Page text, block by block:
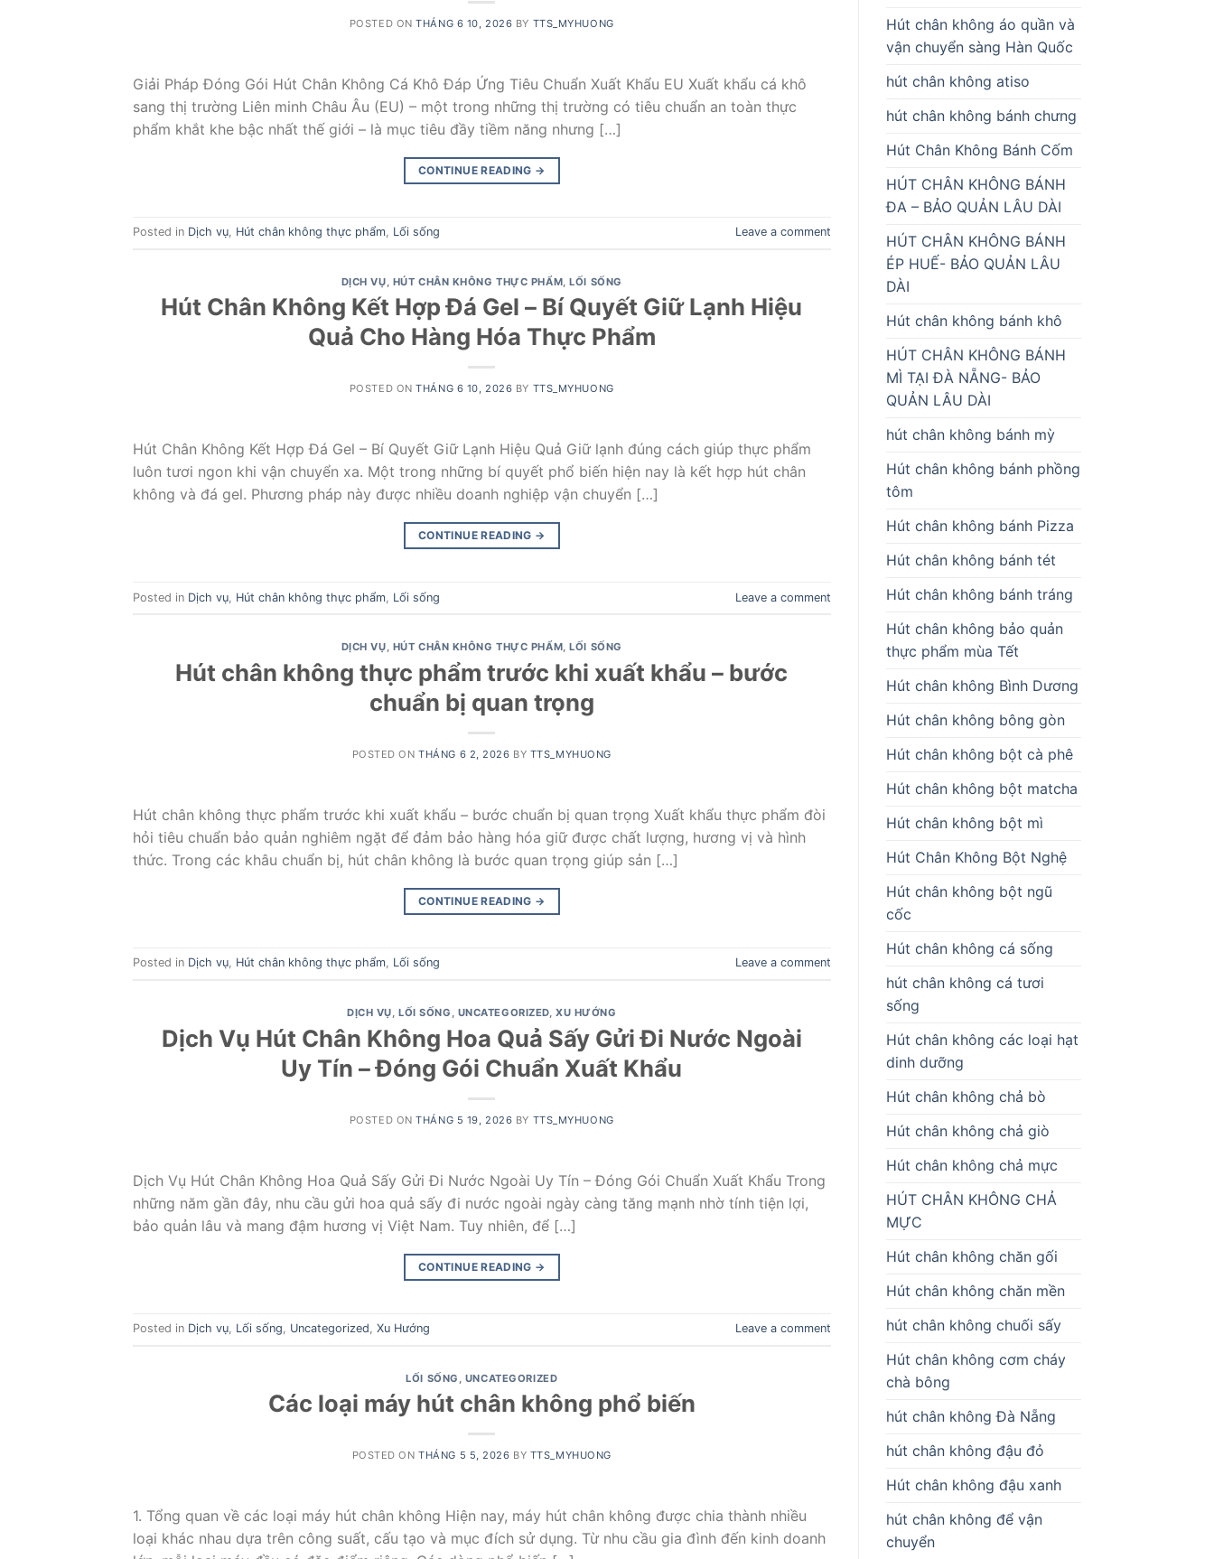
POSTED ONTHÁNG 6 10, 2026 BY TTS_MYHUONG
Giải Pháp Đóng Gói Hút Chân Không Cá Khô Đáp Ứng Tiêu Chuẩn Xuất Khẩu EU Xuất khẩu cá khô
sang thị trường Liên minh Châu Âu (EU) – một trong những thị trường có tiêu chuẩn an toàn thực
phẩm khắt khe bậc nhất thế giới – là mục tiêu đầy tiềm năng nhưng […]
CONTINUE READING →
Posted in Dịch vụ Hút chân không thực phẩm Lối sống Leave a comment
DỊCH VỤ HÚT CHÂN KHÔNG THỰC PHẨM ,LỐI SỐNG
Hút Chân Không Kết Hợp Đá Gel – Bí Quyết Giữ Lạnh Hiệu
Quả Cho Hàng Hóa Thực Phẩm
POSTED ONTHÁNG 6 10, 2026 BY TTS_MYHUONG
Hút Chân Không Kết Hợp Đá Gel – Bí Quyết Giữ Lạnh Hiệu Quả Giữ lạnh đúng cách giúp thực phẩm
luôn tươi ngon khi vận chuyển xa. Một trong những bí quyết phổ biến hiện nay là kết hợp hút chân
không và đá gel. Phương pháp này được nhiều doanh nghiệp vận chuyển […]
CONTINUE READING →
Posted in Dịch vụ Hút chân không thực phẩm Lối sống Leave a comment
DỊCH VỤ, HÚT CHÂN KHÔNG THỰC PHẨM,LỐI SỐNG
Hút chân không thực phẩm trước khi xuất khẩu – bước
chuẩn bị quan trọng
POSTED ONTHÁNG 6 2, 2026 BY TTS_MYHUONG
Hút chân không thực phẩm trước khi xuất khẩu – bước chuẩn bị quan trọng Xuất khẩu thực phẩm đòi
hỏi tiêu chuẩn bảo quản nghiêm ngặt để đảm bảo hàng hóa giữ được chất lượng, hương vị và hình
thức. Trong các khâu chuẩn bị, hút chân không là bước quan trọng giúp sản […]
CONTINUE READING →
Posted in Dịch vụ, Hút chân không thực phẩm, Lối sống Leave a comment
DỊCH VỤ,LỐI SỐNG , UNCATEGORIZED,XU HƯỚNG
Dịch Vụ Hút Chân Không Hoa Quả Sấy Gửi Đi Nước Ngoài
Uy Tín – Đóng Gói Chuẩn Xuất Khẩu
POSTED ONTHÁNG 5 19, 2026 BY TTS_MYHUONG
Dịch Vụ Hút Chân Không Hoa Quả Sấy Gửi Đi Nước Ngoài Uy Tín – Đóng Gói Chuẩn Xuất Khẩu Trong
những năm gần đây, nhu cầu gửi hoa quả sấy đi nước ngoài ngày càng tăng mạnh nhờ tính tiện lợi,
bảo quản lâu và mang đậm hương vị Việt Nam. Tuy nhiên, để […]
CONTINUE READING →
Posted in Dịch vụ Lối sống Uncategorized Xu Hướng Leave a comment
LỐI SỐNG UNCATEGORIZED
Các loại máy hút chân không phổ biến
POSTED ONTHÁNG 5 5, 2026 BY TTS_MYHUONG
1. Tổng quan về các loại máy hút chân không Hiện nay, máy hút chân không được chia thành nhiều
loại khác nhau dựa trên công suất, cấu tạo và mục đích sử dụng. Từ nhu cầu gia đình đến kinh doanh
Hút chân không áo quần và
vận chuyển sàng Hàn Quốc
hút chân không atiso
hút chân không bánh chưng
Hút Chân Không Bánh Cốm
HÚT CHÂN KHÔNG BÁNH
ĐA – BẢO QUẢN LÂU DÀI
HÚT CHÂN KHÔNG BÁNH
ÉP HUẾ- BẢO QUẢN LÂU
DÀI
Hút chân không bánh khô
HÚT CHÂN KHÔNG BÁNH
MÌ TẠI ĐÀ NẴNG- BẢO
QUẢN LÂU DÀI
hút chân không bánh mỳ
Hút chân không bánh phồng
tôm
Hút chân không bánh Pizza
Hút chân không bánh tét
Hút chân không bánh tráng
Hút chân không bảo quản
thực phẩm mùa Tết
Hút chân không Bình Dương
Hút chân không bông gòn
Hút chân không bột cà phê
Hút chân không bột matcha
Hút chân không bột mì
Hút Chân Không Bột Nghệ
Hút chân không bột ngũ
cốc
Hút chân không cá sống
hút chân không cá tươi
sống
Hút chân không các loại hạt
dinh dưỡng
Hút chân không chả bò
Hút chân không chả giò
Hút chân không chả mực
HÚT CHÂN KHÔNG CHẢ
MỰC
Hút chân không chăn gối
Hút chân không chăn mền
hút chân không chuối sấy
Hút chân không cơm cháy
chà bông
hút chân không Đà Nẵng
hút chân không đậu đỏ
Hút chân không đậu xanh
hút chân không để vận
chuyển